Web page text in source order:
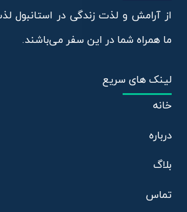
از آرامش و لذت زندگی در استانبول
ما همراه شما در این سفر می‌باشند.
لینک های سریع
خانه
درباره
بلاگ
تماس